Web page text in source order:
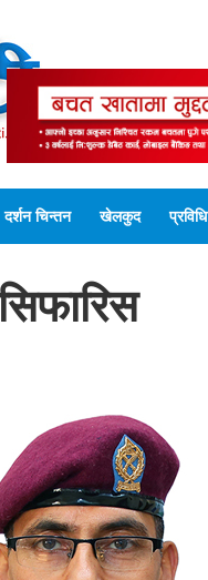
दर्शन चिन्तन खेलकुद प्रविधि